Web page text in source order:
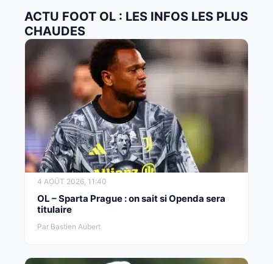
ACTU FOOT OL : LES INFOS LES PLUS
CHAUDES
4 AOÛT 2026, 11:40
OL – Sparta Prague : on sait si Openda sera
titulaire
Par Bastien Aubert